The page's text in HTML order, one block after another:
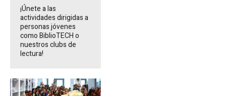
¡Únete a las
actividades dirigidas a
personas jóvenes
como BiblioTECH o
nuestros clubs de
lectura!